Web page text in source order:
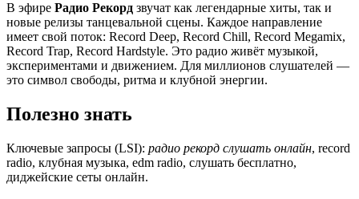
В эфире Радио Рекорд звучат как легендарные хиты, так и
новые релизы танцевальной сцены. Каждое направление
имеет свой поток: Record Deep, Record Chill, Record Megamix,
Record Trap, Record Hardstyle. Это радио живёт музыкой,
экспериментами и движением. Для миллионов слушателей —
это символ свободы, ритма и клубной энергии.
Полезно знать
Ключевые запросы (LSI): радио рекорд слушать онлайн, record
radio, клубная музыка, edm radio, слушать бесплатно,
диджейские сеты онлайн.